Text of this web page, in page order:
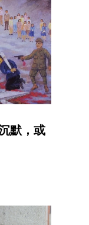
默，或